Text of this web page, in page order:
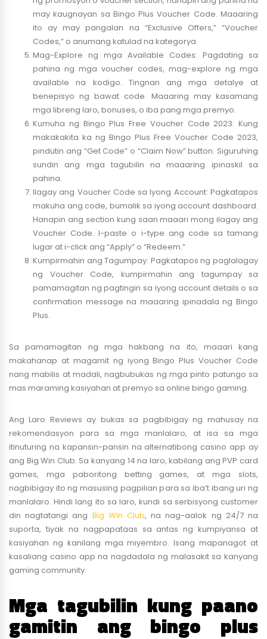
may kaugnayan sa Bingo Plus Voucher Code. Maaaring
ito ay may pangalan na “Exclusive Offers,” “Voucher
Codes,” o anumang katulad na kategorya.
Mag-Explore ng mga Available Codes: Pagdating sa
pahina ng mga voucher codes, mag-explore ng mga
available na kodigo. Tingnan ang mga detalye at
benepisyo ng bawat code. Maaaring may kasamang
mga libreng laro, bonuses, o iba pang mga premyo.
Kumuha ng Bingo Plus Free Voucher Code 2023: Kung
makakakita ka ng Bingo Plus Free Voucher Code 2023,
pindutin ang “Get Code” o “Claim Now” button. Siguruhing
sundin ang mga tagubilin na maaaring ipinaskil sa
pahina.
Ilagay ang Voucher Code sa Iyong Account: Pagkatapos
makuha ang code, bumalik sa iyong account dashboard.
Hanapin ang section kung saan maaari mong ilagay ang
Voucher Code. I-paste o i-type ang code sa tamang
lugar at i-click ang “Apply” o “Redeem.”
Kumpirmahin ang Tagumpay: Pagkatapos ng paglalagay
ng Voucher Code, kumpirmahin ang tagumpay sa
pamamagitan ng pagtingin sa iyong account details o sa
confirmation message na maaaring ipinadala ng Bingo
Plus.
Sa pamamagitan ng mga hakbang na ito, maaari kang
makahanap at magamit ng iyong Bingo Plus Voucher Code
nang mabilis at madali, nagbubukas ng mga pinto patungo sa
mas maraming kasiyahan at premyo sa online bingo gaming.
Ang Laro Reviews ay bukas sa pagbibigay ng mahusay na
rekomendasyon para sa mga manlalaro, at isa sa mga
itinuturing na kapansin-pansin na alternatibong casino app ay
ang Big Win Club. Sa kanyang 14 na laro, kabilang ang PVP card
games, mga paboritong betting games, at mga slots,
nagbibigay ito ng masusing pagpilian para sa iba’t ibang uri ng
manlalaro. Hindi lang ito sa laro, kundi sa serbisyong customer
din nagtatangi ang Big Win Club, na nag-aalok ng 24/7 na
suporta, tiyak na nagpapataas sa antas ng kumpiyansa at
kasiyahan ng kanilang mga miyembro. Isang mapanagot at
kasaliang casino app na nagdadala ng malasakit sa kanyang
gaming community.
Mga tagubilin kung paano
gamitin ang bingo plus